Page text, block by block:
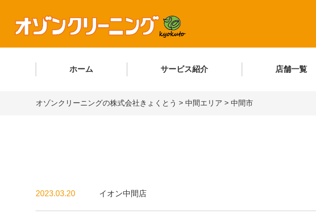
ホーム サービス紹介 店舗一覧
オゾンクリーニングの株式会社きょくとう > 中間エリア > 中間市
2023.03.20 イオン中間店